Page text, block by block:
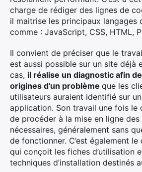
charge de rédiger des lignes de
il maitrise les principaux langages
comme : JavaScript, CSS, HTML,
Il convient de préciser que le
est aussi possible sur un site déjà
cas, il réalise un diagnostic afin
origines d’un problème que les
utilisateurs auraient identifié sur
application. Son travail une fois le
de procéder à la mise en ligne
nécessaires, généralement sans
de fonctionner. C’est également
qui conçoit les fiches d’utilisation
techniques d’installation destinés